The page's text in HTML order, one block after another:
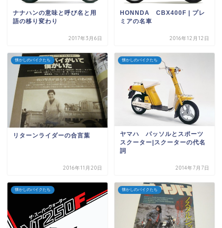
ナナハンの意味と呼び名と用
語の移り変わり
2017年3月6日
HONNDA CBX400F | プレ
ミアの名車
2016年12月12日
懐かしのバイクたち
リターンライダーの合言葉
2016年11月20日
懐かしのバイクたち
ヤマハ パッソルとスポーツ
スクーター|スクーターの代名
詞
2014年7月7日
懐かしのバイクたち 懐かしのバイクたち